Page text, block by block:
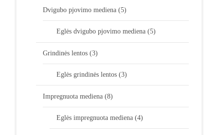
Dvigubo pjovimo mediena (5)
Eglės dvigubo pjovimo mediena (5)
Grindinės lentos (3)
Eglės grindinės lentos (3)
Impregnuota mediena (8)
Eglės impregnuota mediena (4)